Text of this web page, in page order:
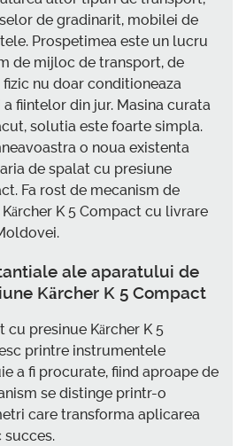
de gradinarit, mobilei de
Prospetimea este un lucru
de mijloc de transport, de
nu doar conditioneaza
fiintelor din jur. Masina curata
solutia este foarte simpla.
o noua existenta
de spalat cu presiune
Fa rost de mecanism de
K 5 Compact cu livrare
ale aparatului de
Kärcher K 5 Compact
cu presinue Kärcher K 5
printre instrumentele
a fi procurate, fiind aproape de
se distinge printr-o
care transforma aplicarea
succes.